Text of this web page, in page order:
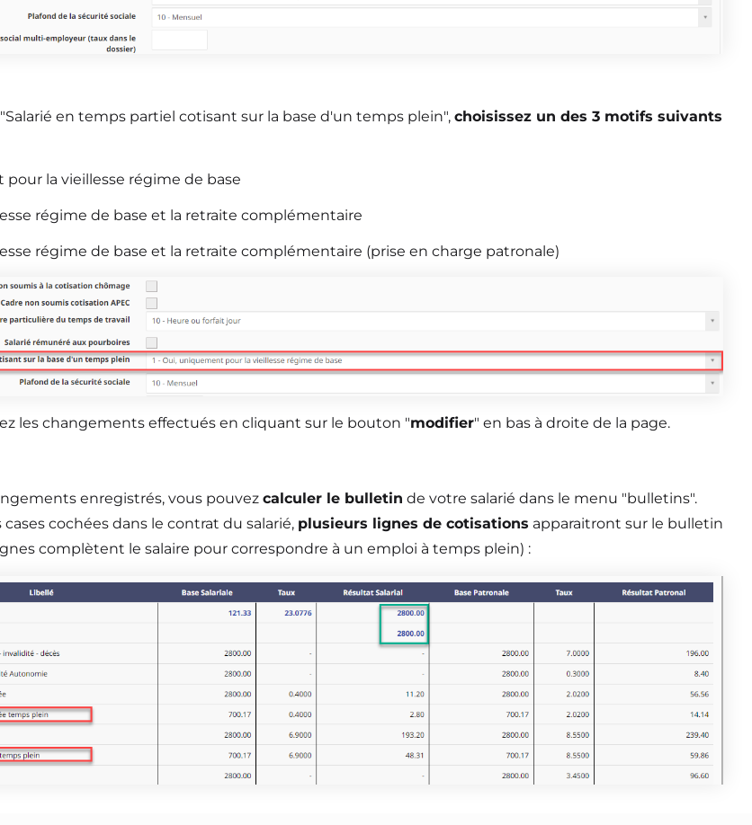
en temps partiel cotisant sur la base d'un temps plein", choisissez un des 3 motifs suivants
pour la vieillesse régime de base
régime de base et la retraite complémentaire
régime de base et la retraite complémentaire (prise en charge patronale)
les changements effectués en cliquant sur le bouton "modifier" en bas à droite de la page.
enregistrés, vous pouvez calculer le bulletin de votre salarié dans le menu "bulletins".
cochées dans le contrat du salarié, plusieurs lignes de cotisations apparaitront sur le bulletin
complètent le salaire pour correspondre à un emploi à temps plein) :